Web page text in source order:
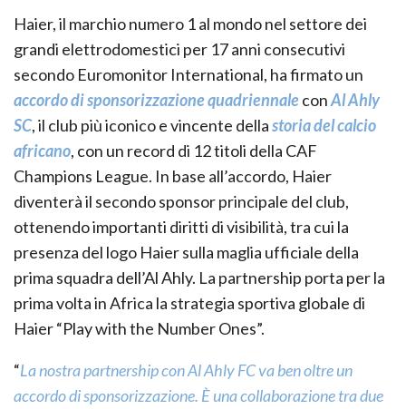
Haier, il marchio numero 1 al mondo nel settore dei
grandi elettrodomestici per 17 anni consecutivi
secondo Euromonitor International, ha firmato un
accordo di sponsorizzazione quadriennaleconAl Ahly
SC, il club più iconico e vincente dellastoria del calcio
africano, con un record di 12 titoli della CAF
Champions League. In base all’accordo, Haier
diventerà il secondo sponsor principale del club,
ottenendo importanti diritti di visibilità, tra cui la
presenza del logo Haier sulla maglia ufficiale della
prima squadra dell’Al Ahly. La partnership porta per la
prima volta in Africa la strategia sportiva globale di
Haier “Play with the Number Ones”.
“La nostra partnership con Al Ahly FC va ben oltre un
accordo di sponsorizzazione. È una collaborazione tra due